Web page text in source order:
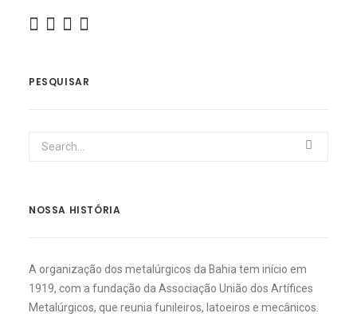
PESQUISAR
NOSSA HISTÓRIA
A organização dos metalúrgicos da Bahia tem início em
1919, com a fundação da Associação União dos Artífices
Metalúrgicos, que reunia funileiros, latoeiros e mecânicos.